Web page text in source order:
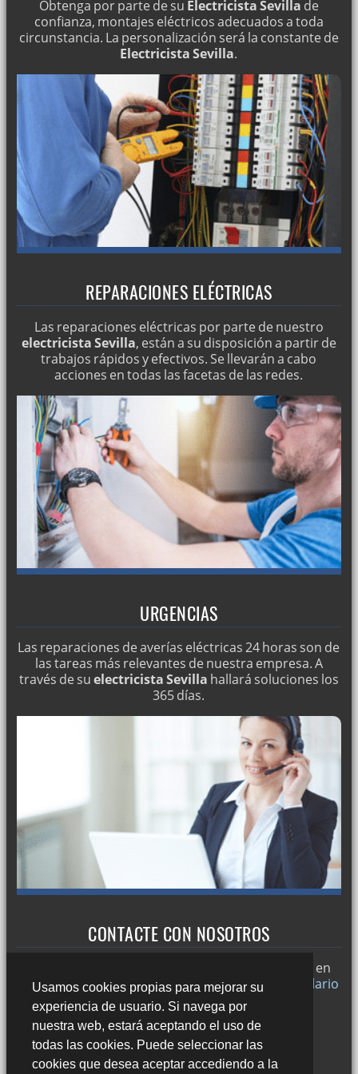
Usamos cookies propias para mejorar su
experiencia de usuario. Si navega por
nuestra web, estará aceptando el uso de
todas las cookies. Puede seleccionar las
cookies que desea aceptar accediendo a la
¿Necesita un electricista profesional para todo tipo de
montajes?
instalaciones bien sea parciales o totales.
¿Problemas con las redes eléctricas?
Servicio de electricidad en Sevilla
Reparación de cortocircuitos
Servicios eléctricos
Reparaciones de averías eléctricas
Especialistas en electricidad
Electricistas: reparaciones 24 horas
Electricistas profesionales
Reparaciones eléctricas
Averías de electricidad
Servicios eléctricos 24 horas
Averías eléctricas
Servicios eléctricos en Sevilla
Reparaciones de electricidad 24 horas
Montajes Eléctricos
Obtenga por parte de su Electricista Sevilla de
confianza, montajes eléctricos adecuados a toda
circunstancia. La personalización será la constante de
Electricista Sevilla.
REPARACIONES ELÉCTRICAS
Las reparaciones eléctricas por parte de nuestro
electricista Sevilla, están a su disposición a partir de
trabajos rápidos y efectivos. Se llevarán a cabo
acciones en todas las facetas de las redes.
URGENCIAS
Las reparaciones de averías eléctricas 24 horas son de
las tareas más relevantes de nuestra empresa. A
través de suelectricista Sevilla hallará soluciones los
365 días.
CONTACTE CON NOSOTROS
y si desea puede ponerse en
contacto con nosotros a través de nuestro
formulario
de contactoo llamándonos al:
678 49 45 44